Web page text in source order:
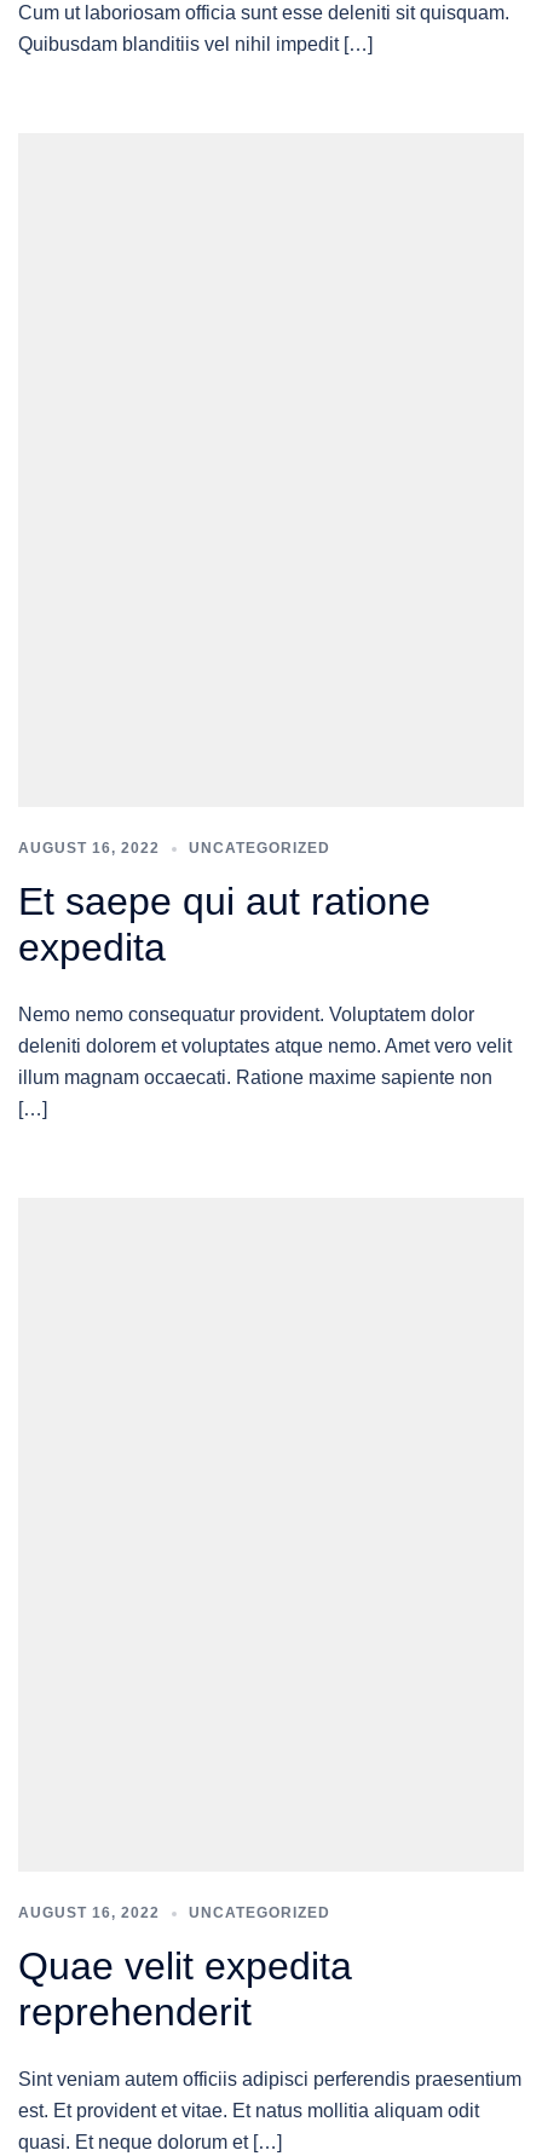
Cum ut laboriosam officia sunt esse deleniti sit quisquam.
Quibusdam blanditiis vel nihil impedit […]
AUGUST 16, 2022 UNCATEGORIZED
Et saepe qui aut ratione
expedita
Nemo nemo consequatur provident. Voluptatem dolor
deleniti dolorem et voluptates atque nemo. Amet vero velit
illum magnam occaecati. Ratione maxime sapiente non
[…]
AUGUST 16, 2022 UNCATEGORIZED
Quae velit expedita
reprehenderit
Sint veniam autem officiis adipisci perferendis praesentium
est. Et provident et vitae. Et natus mollitia aliquam odit
quasi. Et neque dolorum et […]